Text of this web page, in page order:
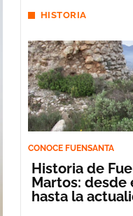
HISTORIA
CONOCE FUENSANTA
Historia de
Martos: desde
hasta la